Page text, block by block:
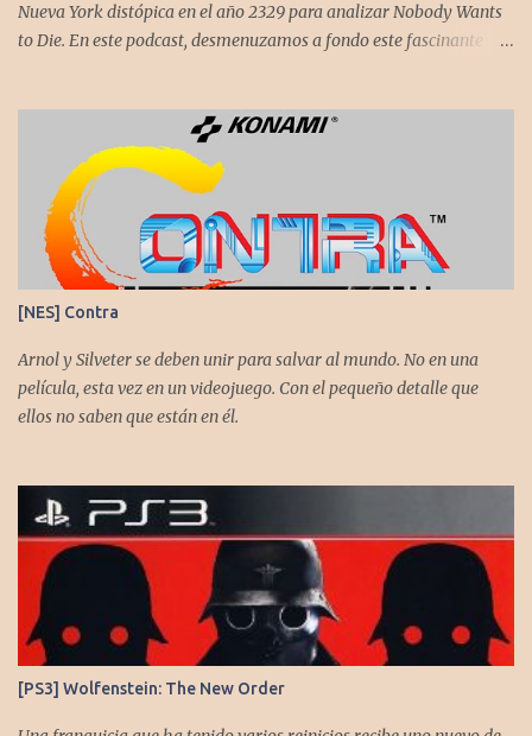
Nueva York distópica en el año 2329 para analizar Nobody Wants
to Die. En este podcast, desmenuzamos a fondo este fascinante
@flagstaad quien pasó el título en PS5 y junto a @GoombaVictor
nos cuenta sus impresiones y vivencias. El juego está disponible
para XBS, PS5 y PC. No sobra comentarles que necesitamos su
apoyo al seguirnos en: Spotify YouTube. Muchas gracias a todos
los que nos agregan a sus plataformas de podcast y nos dejan
comentarios en nuestras diferentes redes. Twitter -
https://twitter.com/CronicasGoomba Instagram -
https://www.instagram.com/cronicasgoomba/ Facebook -
https://www.facebook.com/CronicasGoomba
[NES] Contra
Arnol y Silveter se deben unir para salvar al mundo. No en una
película, esta vez en un videojuego. Con el pequeño detalle que
ellos no saben que están en él.
[PS3] Wolfenstein: The New Order